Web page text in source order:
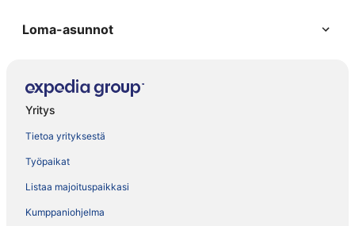
Loma-asunnot
Yritys
Tietoa yrityksestä
Työpaikat
Listaa majoituspaikkasi
Kumppaniohjelma